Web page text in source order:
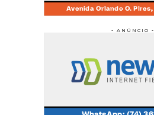
- ANÚNCIO -